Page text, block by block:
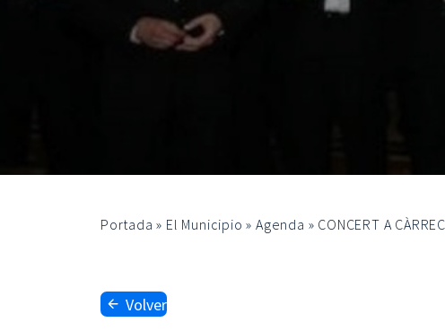
Portada » El Municipio »Agenda » CONCERT A
Volver